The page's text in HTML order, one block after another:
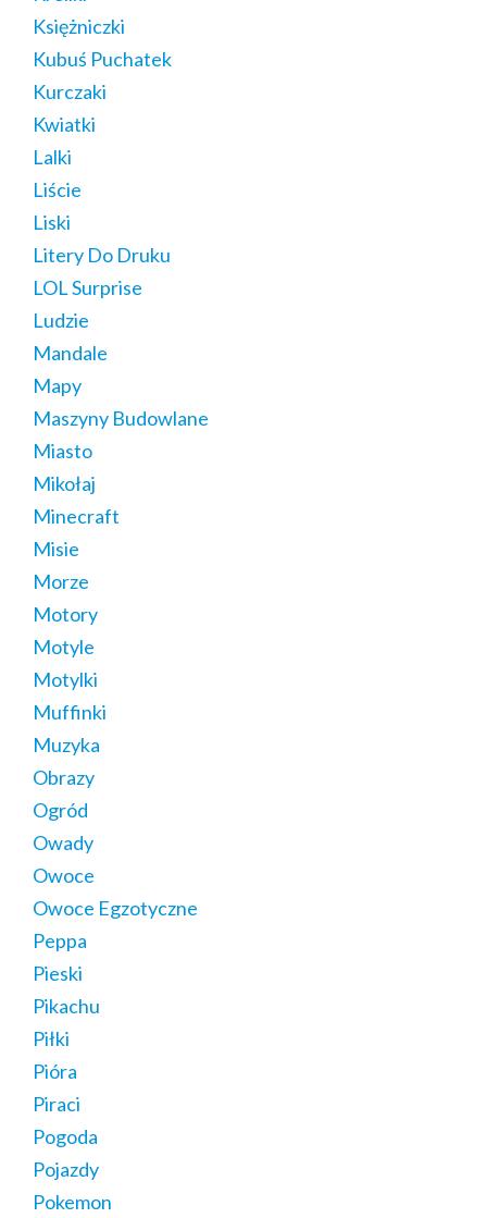
Księżniczki
Kubuś Puchatek
Kurczaki
Kwiatki
Lalki
Liście
Liski
Litery Do Druku
LOL Surprise
Ludzie
Mandale
Mapy
Maszyny Budowlane
Miasto
Mikołaj
Minecraft
Misie
Morze
Motory
Motyle
Motylki
Muffinki
Muzyka
Obrazy
Ogród
Owady
Owoce
Owoce Egzotyczne
Peppa
Pieski
Pikachu
Piłki
Pióra
Piraci
Pogoda
Pojazdy
Pokemon